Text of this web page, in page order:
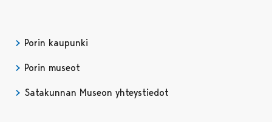
Porin kaupunki
Porin museot
Satakunnan Museon yhteystiedot